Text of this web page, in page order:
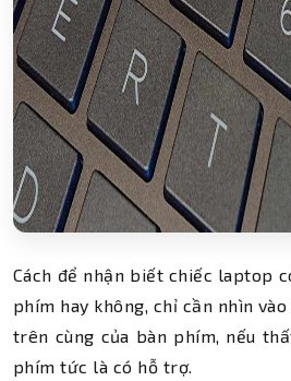
Cách để nhận biết chiếc laptop
phím hay không, chỉ cần nhìn
trên cùng của bàn phím, nếu
phím tức là có hỗ trợ.